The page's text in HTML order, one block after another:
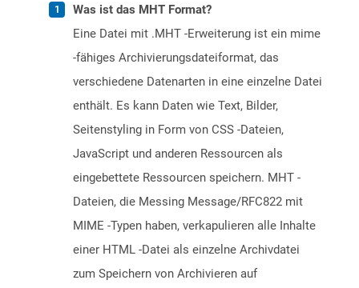
Was ist das MHT Format?
Eine Datei mit .MHT -Erweiterung ist ein mime
-fähiges Archivierungsdateiformat, das
verschiedene Datenarten in eine einzelne Datei
enthält. Es kann Daten wie Text, Bilder,
Seitenstyling in Form von CSS -Dateien,
JavaScript und anderen Ressourcen als
eingebettete Ressourcen speichern. MHT -
Dateien, die Messing Message/RFC822 mit
MIME -Typen haben, verkapulieren alle Inhalte
einer HTML -Datei als einzelne Archivdatei
zum Speichern von Archivieren auf